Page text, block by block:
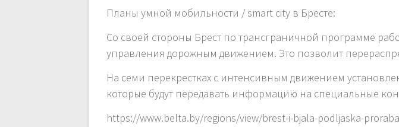
Планы умной мобильности / smart city в Бресте:
Со своей стороны Брест по трансграничной программе
управления дорожным движением. Это позволит
На семи перекрестках с интенсивным движением
которые будут передавать информацию на специальные
https://www.belta.by/regions/view/brest-i-bjala-podljaska-